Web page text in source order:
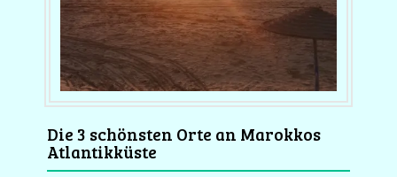
Die 3 schönsten Orte an Marokkos
Atlantikküste